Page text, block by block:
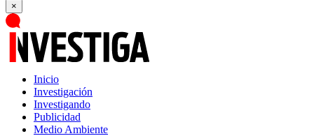
×
Inicio
Investigación
Investigando
Publicidad
Medio Ambiente